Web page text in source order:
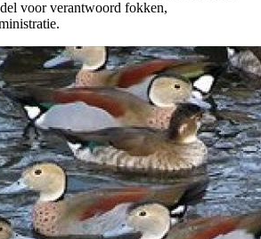
voor verantwoord fokken,